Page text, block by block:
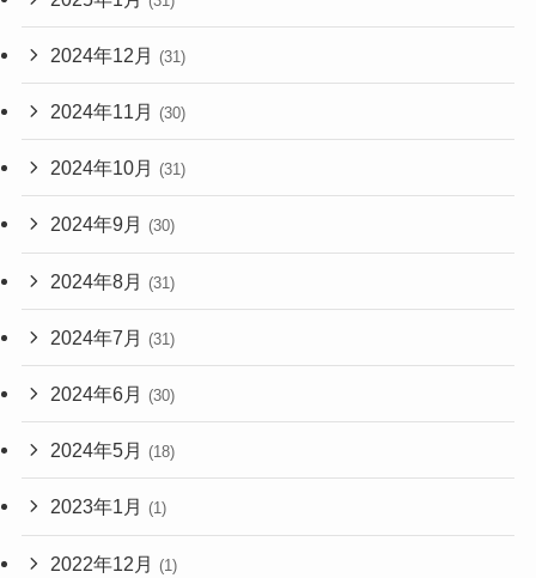
2024年12月 (31)
2024年11月 (30)
2024年10月 (31)
2024年9月 (30)
2024年8月 (31)
2024年7月 (31)
2024年6月 (30)
2024年5月 (18)
2023年1月 (1)
2022年12月 (1)